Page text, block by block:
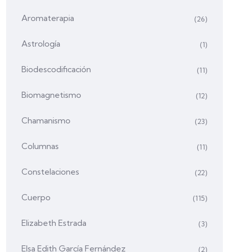
Aromaterapia (26)
Astrología (1)
Biodescodificación (11)
Biomagnetismo (12)
Chamanismo (23)
Columnas (11)
Constelaciones (22)
Cuerpo (115)
Elizabeth Estrada (3)
Elsa Edith García Fernández (2)